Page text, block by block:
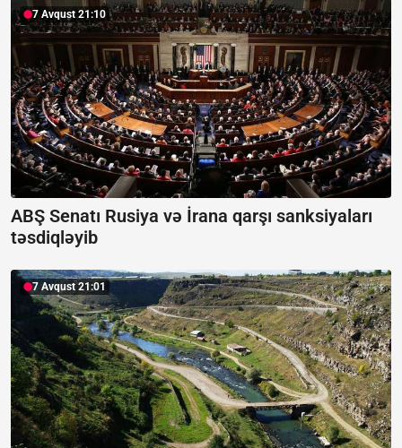
7 Avqust 21:10
ABŞ Senatı Rusiya və İrana qarşı sanksiyaları
təsdiqləyib
7 Avqust 21:01